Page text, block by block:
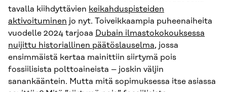
tavalla kiihdyttävien keikahduspisteiden
aktivoituminen jo nyt. Toiveikkaampia puheenaiheita
vuodelle 2024 tarjoaa Dubain ilmastokokouksessa
nuijittu historiallinen päätöslauselma, jossa
ensimmäistä kertaa mainittiin siirtymä pois
fossiilisista polttoaineista – joskin väljin
sanankääntein. Mutta mitä sopimuksessa itse asiassa